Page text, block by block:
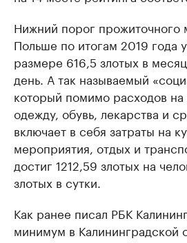
Нижний порог прожиточного
Польше по итогам 2019 года
размере 616,5 злотых в
день. А так называемый
который помимо расходов на
одежду, обувь, лекарства и
включает в себя затраты на
мероприятия, отдых и
достиг 1212,59 злотых на
злотых в сутки.
Как ранее писал РБК
минимум в Калининградской